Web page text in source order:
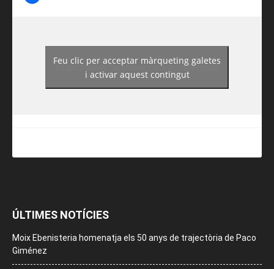
https://www.facebook.com/guiadereus/
Feu clic per acceptar màrqueting galetes
i activar aquest contingut
ÚLTIMES NOTÍCIES
Moix Ebenisteria homenatja els 50 anys de trajectòria de Paco
Giménez